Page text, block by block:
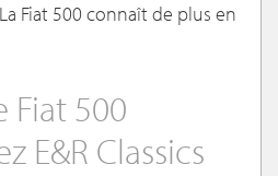
Fiat 500 connaît de plus en
Fiat 500
E&R Classics